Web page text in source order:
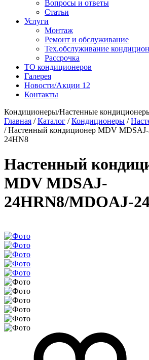
Вопросы и ответы
Статьи
Услуги
Монтаж
Ремонт и обслуживание
Тех.обслуживание
Рассрочка
ТО кондиционеров
Галерея
Новости/Акции 12
Контакты
Кондиционеры/Настенные
Главная /Каталог /Кондиционеры /
/Настенный кондиционер MDV
24HN8
Настенный
MDV MDSAJ-
24HRN8/MDOAJ-